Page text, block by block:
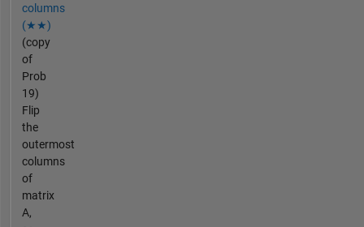
columns
(★★)
(copy
of
Prob
19)
Flip
the
outermost
columns
of
matrix
A,